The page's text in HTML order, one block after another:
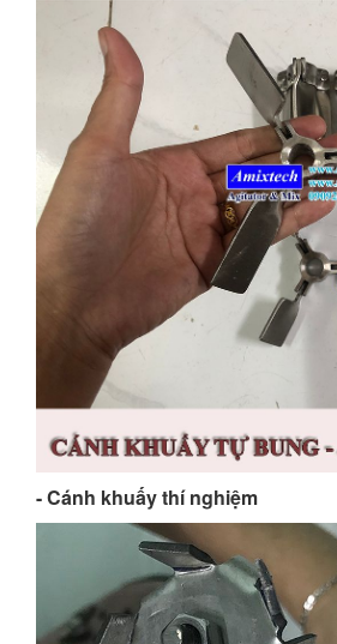
- Cánh khuấy thí nghiệm